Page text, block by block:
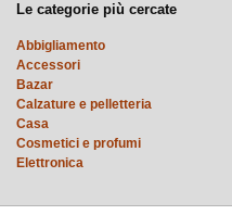
Le categorie più cercate
Abbigliamento
Accessori
Bazar
Calzature e pelletteria
Casa
Cosmetici e profumi
Elettronica